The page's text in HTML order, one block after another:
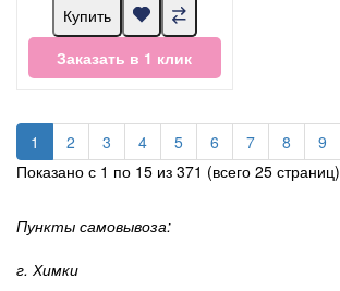
Купить
Заказать в 1 клик
1 2 3 4 5 6 7 8 9
Показано с 1 по 15 из 371 (всего 25 страниц)
Пункты самовывоза:
г. Химки